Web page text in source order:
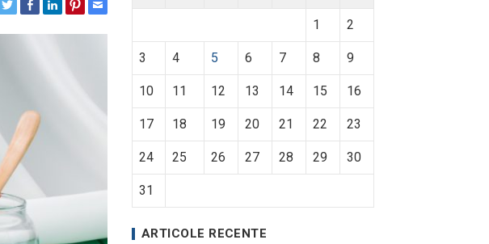
1 2
3 4 5 6 7 8 9
10 11 12 13 14 15 16
17 18 19 20 21 22 23
24 25 26 27 28 29 30
31
ARTICOLE RECENTE